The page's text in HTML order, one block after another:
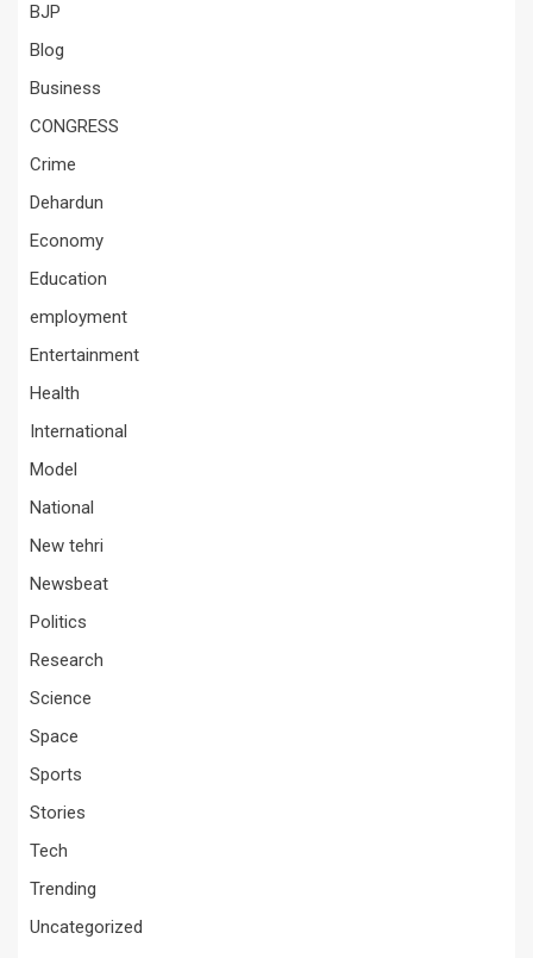
BJP
Blog
Business
CONGRESS
Crime
Dehardun
Economy
Education
employment
Entertainment
Health
International
Model
National
New tehri
Newsbeat
Politics
Research
Science
Space
Sports
Stories
Tech
Trending
Uncategorized